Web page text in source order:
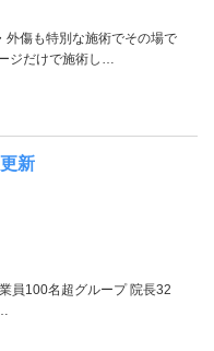
外傷も特別な施術でその場で
ジだけで施術し…
新
員100名超グループ 院長32